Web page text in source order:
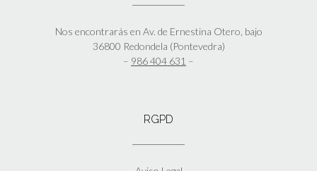
Nos encontrarás en Av. de Ernestina Otero, bajo
36800 Redondela (Pontevedra)
– 986 404 631 –
RGPD